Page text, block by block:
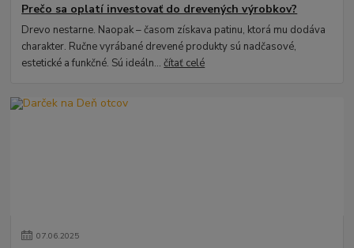
Prečo sa oplatí investovať do drevených výrobkov?
Drevo nestarne. Naopak – časom získava patinu, ktorá mu dodáva
charakter. Ručne vyrábané drevené produkty sú nadčasové,
estetické a funkčné. Sú ideáln...čítať celé
07.06.2025